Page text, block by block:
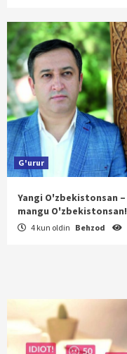
G'urur
Yangi O'zbekistonsan –
mangu O'zbekistonsan!
4 kun oldin Behzod